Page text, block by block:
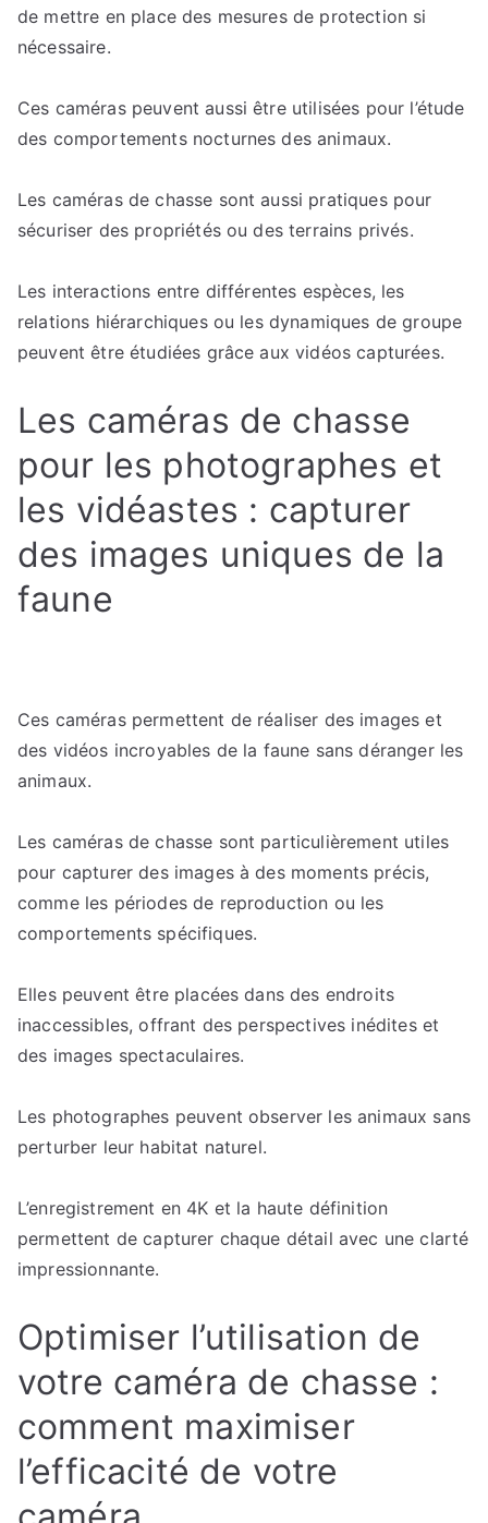
de mettre en place des mesures de protection si
nécessaire.
Ces caméras peuvent aussi être utilisées pour l’étude
des comportements nocturnes des animaux.
Les caméras de chasse sont aussi pratiques pour
sécuriser des propriétés ou des terrains privés.
Les interactions entre différentes espèces, les
relations hiérarchiques ou les dynamiques de groupe
peuvent être étudiées grâce aux vidéos capturées.
Les caméras de chasse
pour les photographes et
les vidéastes : capturer
des images uniques de la
faune
Ces caméras permettent de réaliser des images et
des vidéos incroyables de la faune sans déranger les
animaux.
Les caméras de chasse sont particulièrement utiles
pour capturer des images à des moments précis,
comme les périodes de reproduction ou les
comportements spécifiques.
Elles peuvent être placées dans des endroits
inaccessibles, offrant des perspectives inédites et
des images spectaculaires.
Les photographes peuvent observer les animaux sans
perturber leur habitat naturel.
L’enregistrement en 4K et la haute définition
permettent de capturer chaque détail avec une clarté
impressionnante.
Optimiser l’utilisation de
votre caméra de chasse :
comment maximiser
l’efficacité de votre